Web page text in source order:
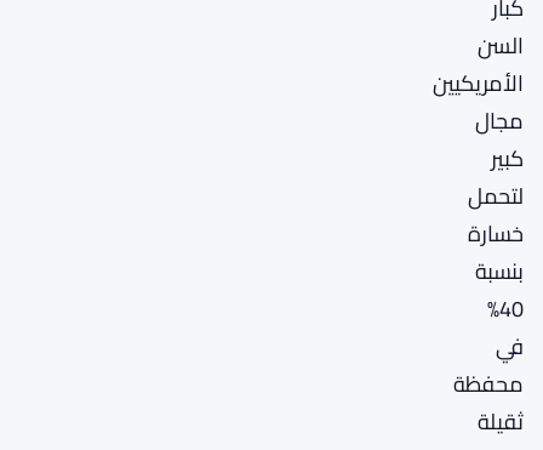
السن
الأمريكيين
مجال
كبير
لتحمل
خسارة
بنسبة
40%
في
محفظة
ثقيلة